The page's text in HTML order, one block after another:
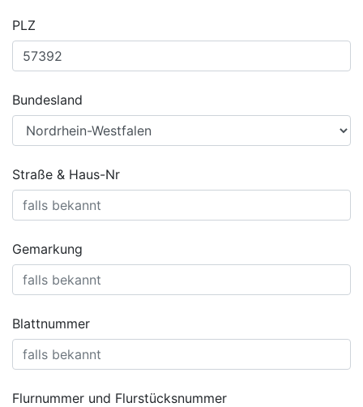
PLZ
Bundesland
Straße & Haus-Nr
Gemarkung
Blattnummer
Flurnummer und Flurstücksnummer